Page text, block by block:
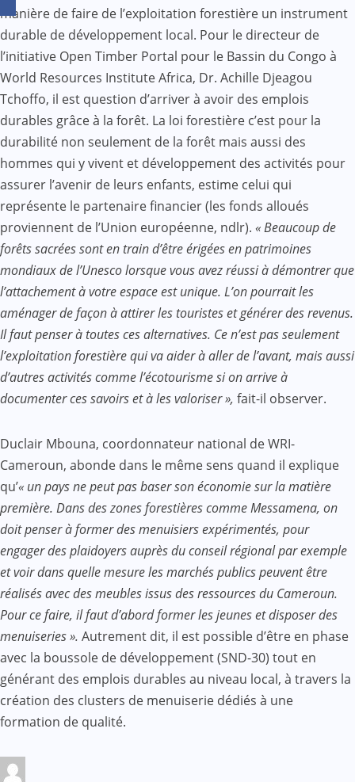
manière de faire de l’exploitation forestière un instrument
durable de développement local. Pour le directeur de
l’initiative Open Timber Portal pour le Bassin du Congo à
World Resources Institute Africa, Dr. Achille Djeagou
Tchoffo, il est question d’arriver à avoir des emplois
durables grâce à la forêt. La loi forestière c’est pour la
durabilité non seulement de la forêt mais aussi des
hommes qui y vivent et développement des activités pour
assurer l’avenir de leurs enfants, estime celui qui
représente le partenaire financier (les fonds alloués
proviennent de l’Union européenne, ndlr). « Beaucoup de
forêts sacrées sont en train d’être érigées en patrimoines
mondiaux de l’Unesco lorsque vous avez réussi à démontrer que
l’attachement à votre espace est unique. L’on pourrait les
aménager de façon à attirer les touristes et générer des revenus.
Il faut penser à toutes ces alternatives. Ce n’est pas seulement
l’exploitation forestière qui va aider à aller de l’avant, mais aussi
d’autres activités comme l’écotourisme si on arrive à
documenter ces savoirs et à les valoriser », fait-il observer.
Duclair Mbouna, coordonnateur national de WRI-
Cameroun, abonde dans le même sens quand il explique
qu’« un pays ne peut pas baser son économie sur la matière
première. Dans des zones forestières comme Messamena, on
doit penser à former des menuisiers expérimentés, pour
engager des plaidoyers auprès du conseil régional par exemple
et voir dans quelle mesure les marchés publics peuvent être
réalisés avec des meubles issus des ressources du Cameroun.
Pour ce faire, il faut d’abord former les jeunes et disposer des
menuiseries ». Autrement dit, il est possible d’être en phase
avec la boussole de développement (SND-30) tout en
générant des emplois durables au niveau local, à travers la
création des clusters de menuiserie dédiés à une
formation de qualité.